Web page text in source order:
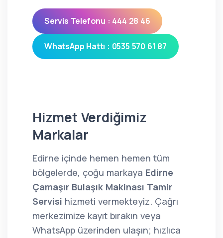
Servis Telefonu : 444 28 46
WhatsApp Hattı : 0535 570 61 87
Hizmet Verdiğimiz
Markalar
Edirne içinde hemen hemen tüm
bölgelerde, çoğu markaya Edirne
Çamaşır Bulaşık Makinası Tamir
Servisi hizmeti vermekteyiz. Çağrı
merkezimize kayıt bırakın veya
WhatsApp üzerinden ulaşın; hızlıca